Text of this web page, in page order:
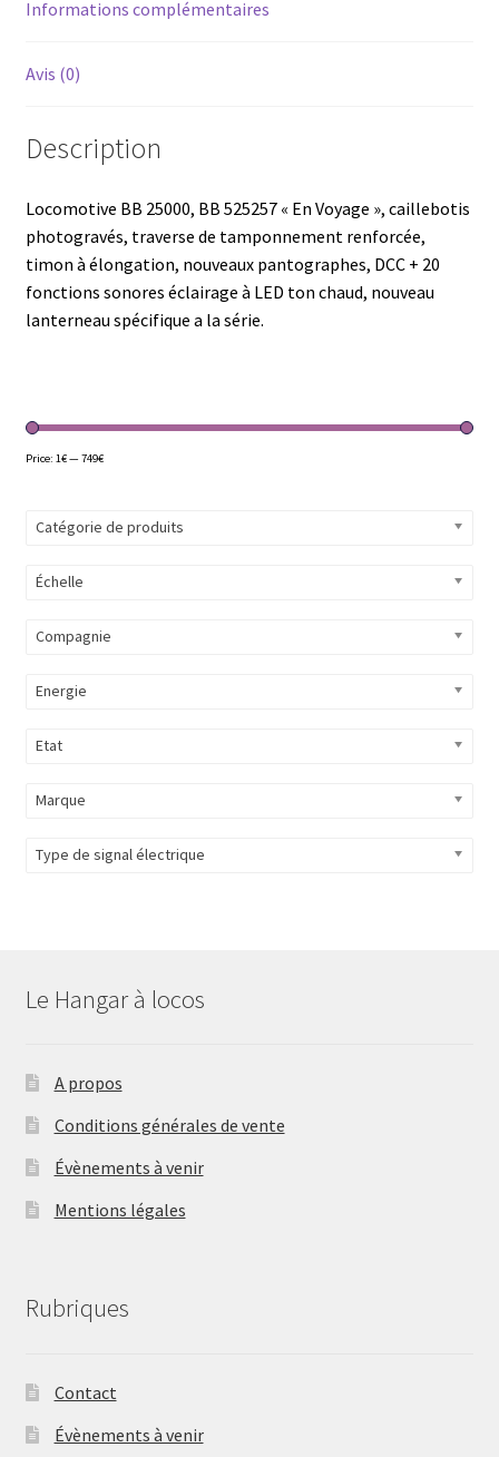
Informations complémentaires
Avis (0)
Description
Locomotive BB 25000, BB 525257 « En Voyage », caillebotis
photogravés, traverse de tamponnement renforcée,
timon à élongation, nouveaux pantographes, DCC + 20
fonctions sonores éclairage à LED ton chaud, nouveau
lanterneau spécifique a la série.
Price: 1€—749€
Catégorie de produits
Échelle
Compagnie
Energie
Etat
Marque
Type de signal électrique
Le Hangar à locos
A propos
Conditions générales de vente
Évènements à venir
Mentions légales
Rubriques
Contact
Évènements à venir